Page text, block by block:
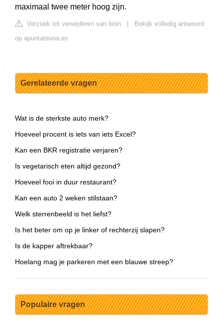
maximaal twee meter hoog zijn.
Verzoek tot verwijderen van bron
Bekijk volledig antwoord
op apuntateuna.es
Gerelateerde vragen
Wat is de sterkste auto merk?
Hoeveel procent is iets van iets Excel?
Kan een BKR registratie verjaren?
Is vegetarisch eten altijd gezond?
Hoeveel fooi in duur restaurant?
Kan een auto 2 weken stilstaan?
Welk sterrenbeeld is het liefst?
Is het beter om op je linker of rechterzij slapen?
Is de kapper aftrekbaar?
Hoelang mag je parkeren met een blauwe streep?
Populaire vragen